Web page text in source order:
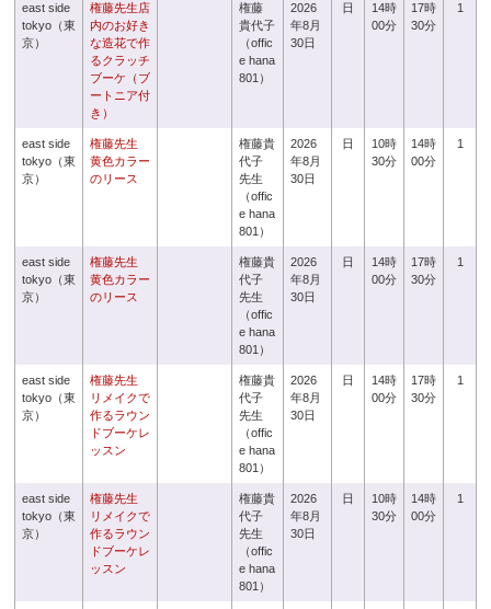
east side
tokyo（東
京）
権藤先生店
内のお好き
な造花で作
るクラッチ
ブーケ（ブ
ートニア付
き）
権藤
貴代子
（offic
e hana
801）
2026
年8月
30日
日
14時
00分
17時
30分
1
east side
tokyo（東
京）
権藤先生
黄色カラー
のリース
権藤貴
代子
先生
（offic
e hana
801）
2026
年8月
30日
日
10時
30分
14時
00分
1
east side
tokyo（東
京）
権藤先生
黄色カラー
のリース
権藤貴
代子
先生
（offic
e hana
801）
2026
年8月
30日
日
14時
00分
17時
30分
1
east side
tokyo（東
京）
権藤先生
リメイクで
作るラウン
ドブーケレ
ッスン
権藤貴
代子
先生
（offic
e hana
801）
2026
年8月
30日
日
14時
00分
17時
30分
1
east side
tokyo（東
京）
権藤先生
リメイクで
作るラウン
ドブーケレ
ッスン
権藤貴
代子
先生
（offic
e hana
801）
2026
年8月
30日
日
10時
30分
14時
00分
1